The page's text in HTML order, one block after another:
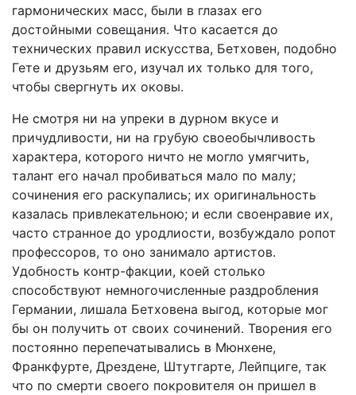
гармонических масс, были в глазах его
достойными совещания. Что касается до
технических правил искусства, Бетховен, подобно
Гете и друзьям его, изучал их только для того,
чтобы свергнуть их оковы.
Не смотря ни на упреки в дурном вкусе и
причудливости, ни на грубую своеобычливость
характера, которого ничто не могло умягчить,
талант его начал пробиваться мало по малу;
сочинения его раскупались; их оригинальность
казалась привлекательною; и если своенравие их,
часто странное до уродлиости, возбуждало ропот
профессоров, то оно занимало артистов.
Удобность контр-факции, коей столько
способствуют немногочисленные раздробления
Германии, лишала Бетховена выгод, которые мог
бы он получить от своих сочинений. Творения его
постоянно перепечатывались в Мюнхене,
Франкфурте, Дрездене, Штутгарте, Лейпциге, так
что по смерти своего покровителя он пришел в